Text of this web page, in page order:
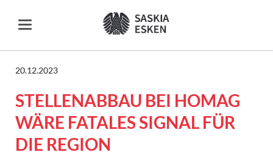
20.12.2023
STELLENABBAU BEI HOMAG
WÄRE FATALES SIGNAL FÜR
DIE REGION